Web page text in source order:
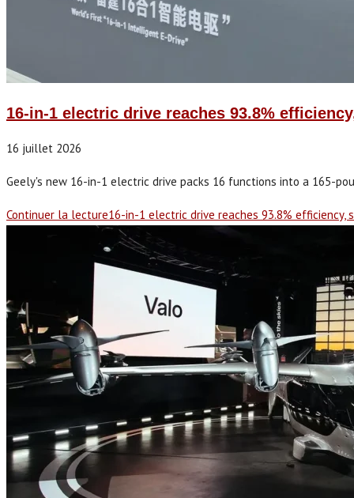
16-in-1 electric drive reaches 93.8%
16 juillet 2026
Geely's new 16-in-1 electric drive packs 16 functions into a 165-
Continuer la lecture16-in-1 electric drive reaches 93.8% efficiency,